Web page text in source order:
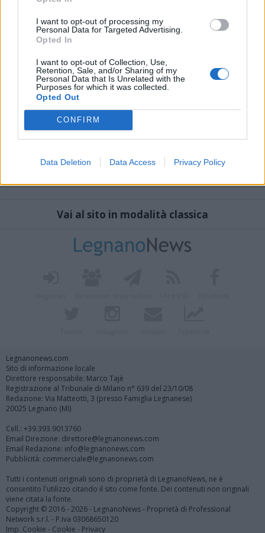
I want to opt-out of processing my
Personal Data for Targeted Advertising.
Opted In
I want to opt-out of Collection, Use,
Retention, Sale, and/or Sharing of my
Personal Data that Is Unrelated with the
Purposes for which it was collected.
Opted Out
CONFIRM
Data Deletion Data Access Privacy Policy
Vai al sito in modalità classica
Legnanonews.com
Sito di informazione locale
Direttore responsabile: Marco Tajè
Registrazione al Tribunale di Milano n° 639 del 23/10/08
Redazione: Via Matteotti, 3 (presso Famiglia Legnanese)
20025 Legnano (MI)
Cell.: +39.393.9013760
Email Direzione: direttore@legnanonews.com
Email Redazione: info@legnanonews.com
Pubblicità: commerciale@legnanonews.com
Tutti i contenuti originali sono di proprietà di LegnanoNews, ne è
consentito l'utilizzo citando il sito come fonte. Dei contenuti non originali
viene citata la fonte.
Copyright © 2016 - 2026 - LegnanoNews - Proprietà di Professional
Network s.r.l. - P.Iva 03068650120
Imp. Cookie - Cookie - Privacy